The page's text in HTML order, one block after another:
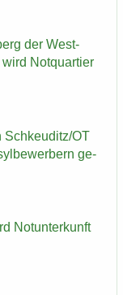
der West­
Not­quar­tier
Schkeu­ditz/OT
ge­
Not­un­ter­kunft